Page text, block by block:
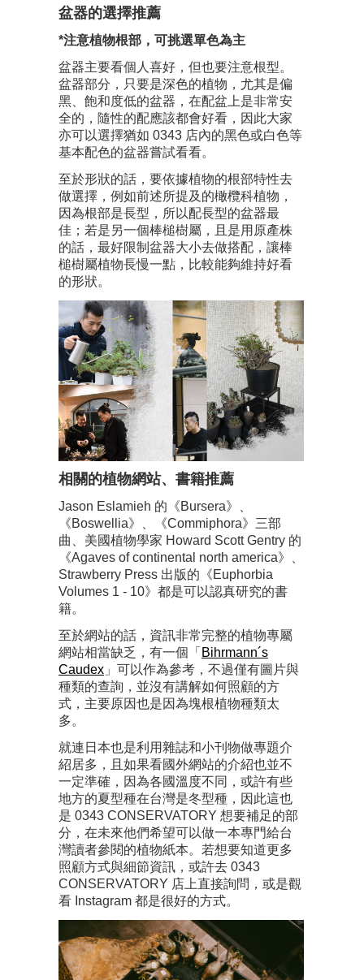
盆器的選擇推薦
*注意植物根部，可挑選單色為主
盆器主要看個人喜好，但也要注意根型。
盆器部分，只要是深色的植物，尤其是偏
黑、飽和度低的盆器，在配盆上是非常安
全的，隨性的配應該都會好看，因此大家
亦可以選擇猶如 0343 店內的黑色或白色等
基本配色的盆器嘗試看看。
至於形狀的話，要依據植物的根部特性去
做選擇，例如前述所提及的橄欖科植物，
因為根部是長型，所以配長型的盆器最
佳；若是另一個棒槌樹屬，且是用原產株
的話，最好限制盆器大小去做搭配，讓棒
槌樹屬植物長慢一點，比較能夠維持好看
的形狀。
相關的植物網站、書籍推薦
Jason Eslamieh 的《Bursera》、
《Boswellia》、《Commiphora》三部
曲、美國植物學家 Howard Scott Gentry 的
《Agaves of continental north america》、
Strawberry Press 出版的《Euphorbia
Volumes 1 - 10》都是可以認真研究的書
籍。
至於網站的話，資訊非常完整的植物專屬
網站相當缺乏，有一個「 Bihrmann´s
Caudex 」可以作為參考，不過僅有圖片與
種類的查詢，並沒有講解如何照顧的方
式，主要原因也是因為塊根植物種類太
多。
就連日本也是利用雜誌和小刊物做專題介
紹居多，且如果看國外網站的介紹也並不
一定準確，因為各國溫度不同，或許有些
地方的夏型種在台灣是冬型種，因此這也
是 0343 CONSERVATORY 想要補足的部
分，在未來他們希望可以做一本專門給台
灣讀者參閱的植物紙本。若想要知道更多
照顧方式與細節資訊，或許去 0343
CONSERVATORY 店上直接詢問，或是觀
看 Instagram 都是很好的方式。